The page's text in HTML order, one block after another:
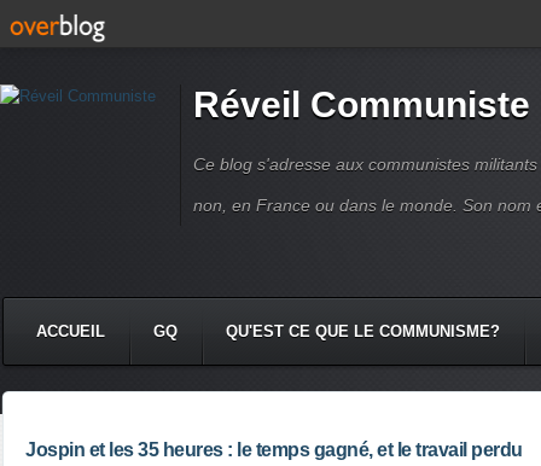
Réveil Communiste
Ce blog s'adresse aux communistes
non, en France ou dans le monde. Son nom
ACCUEIL GQ QU'EST CE QUE LE COMMUNISME?
Jospin et les 35 heures : le temps gagné, et le travail perdu